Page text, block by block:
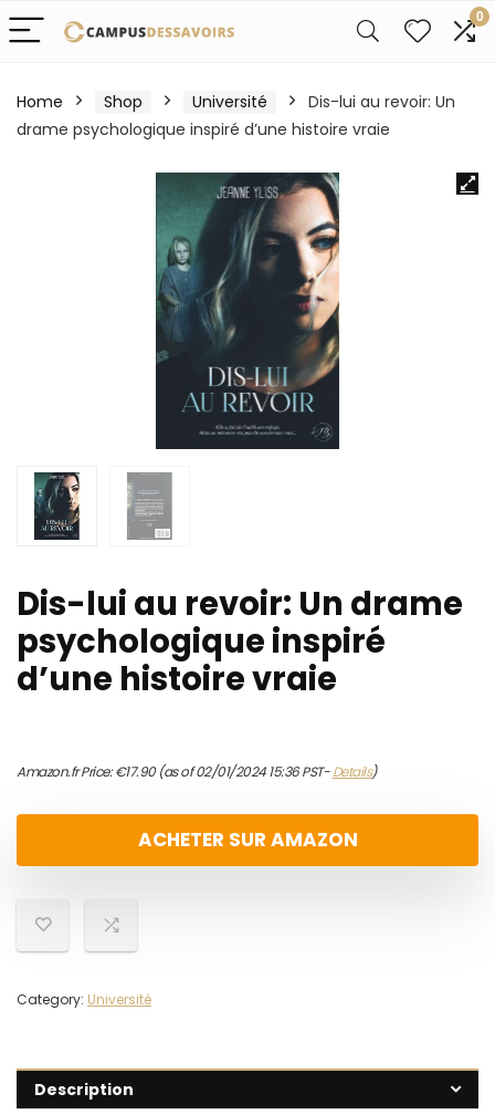
0
Home Shop Université
Dis-lui au revoir: Un
drame psychologique inspiré d’une histoire vraie
Dis-lui au revoir: Un drame
psychologique inspiré
d’une histoire vraie
Amazon.fr Price:€17.90(as of 02/01/2024 15:36 PST-Details)
ACHETER SUR AMAZON
Category: Université
Description